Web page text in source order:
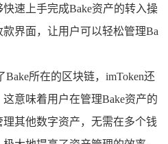
速上手完成Bake资产的转入操
界面，让用户可以轻松管理Ba
Bake所在的区块链，imToken还
意味着用户在管理Bake资产的
其他数字资产，无需在多个钱